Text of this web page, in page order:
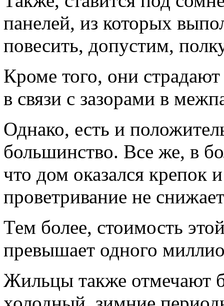
панелей, из которых
повесить, допустим,
Кроме того, они
в связи с зазорами в
Однако, есть и
большинство. Все же, в
что дом оказался крепок
проветривание не
Тем более, стоимость
превышает одного
Жильцы также отмечают